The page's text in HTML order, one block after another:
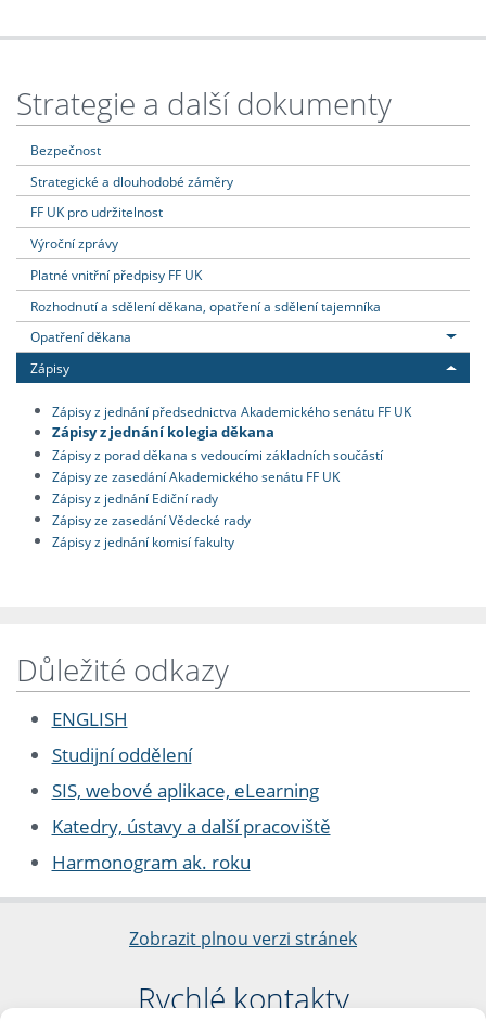
Strategie a další dokumenty
Bezpečnost
Strategické a dlouhodobé záměry
FF UK pro udržitelnost
Výroční zprávy
Platné vnitřní předpisy FF UK
Rozhodnutí a sdělení děkana, opatření a sdělení tajemníka
Opatření děkana
Zápisy
Zápisy z jednání předsednictva Akademického senátu FF UK
Zápisy z jednání kolegia děkana
Zápisy z porad děkana s vedoucími základních součástí
Zápisy ze zasedání Akademického senátu FF UK
Zápisy z jednání Ediční rady
Zápisy ze zasedání Vědecké rady
Zápisy z jednání komisí fakulty
Důležité odkazy
ENGLISH
Studijní oddělení
SIS, webové aplikace, eLearning
Katedry, ústavy a další pracoviště
Harmonogram ak. roku
Zobrazit plnou verzi stránek
Rychlé kontakty